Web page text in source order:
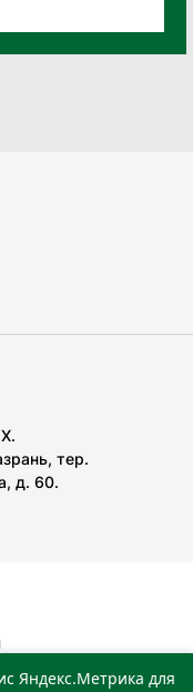
тер.
д. 60.
Яндекс.Метрика для